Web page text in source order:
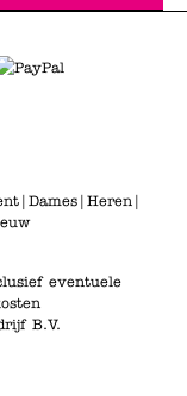
| Dames| Heren|
eventuele
B.V.